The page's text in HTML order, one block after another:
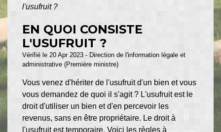
l'usufruit ?
EN QUOI CONSISTE
L'USUFRUIT ?
Vérifié le 20 Apr 2023 - Direction de l'information légale et
administrative (Première ministre)
Vous venez d'hériter de l'usufruit d'un bien et vous
vous demandez de quoi il s'agit ? L'usufruit est le
droit d'utiliser un bien et d'en percevoir les
revenus, sans en être propriétaire. Le droit à
l'usufruit est temporaire. Voici les règles à